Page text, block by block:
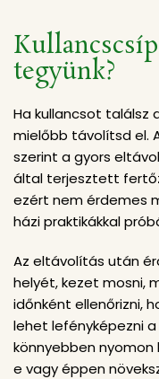
tegyünk?
Ha kullancsot találsz
mielőbb távolítsd el.
szerint a gyors
által terjesztett
ezért nem érdemes
házi praktikákkal
Az eltávolítás után
helyét, kezet mosni,
időnként ellenőrizni,
lehet lefényképezni
könnyebben
e vagy éppen